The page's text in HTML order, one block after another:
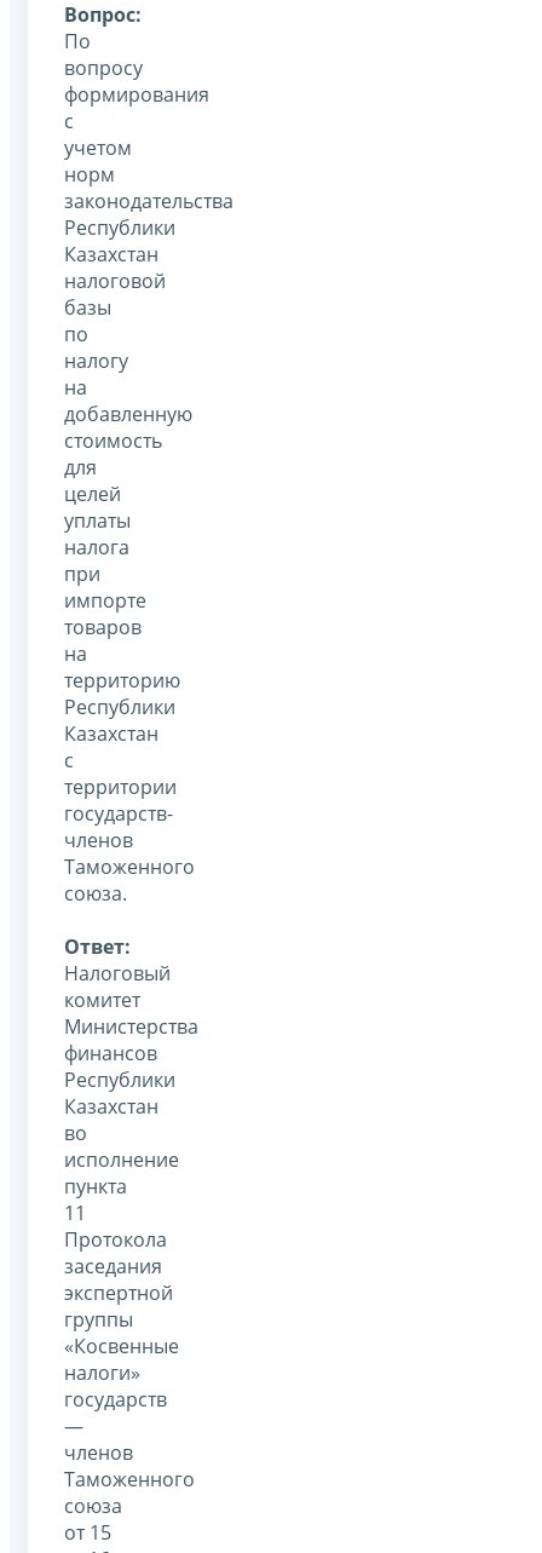
Вопрос:
По
вопросу
формирования
с
учетом
норм
законодательства
Республики
Казахстан
налоговой
базы
по
налогу
на
добавленную
стоимость
для
целей
уплаты
налога
при
импорте
товаров
на
территорию
Республики
Казахстан
с
территории
государств-
членов
Таможенного
союза.
Ответ:
Налоговый
комитет
Министерства
финансов
Республики
Казахстан
во
исполнение
пункта
11
Протокола
заседания
экспертной
группы
«Косвенные
налоги»
государств
—
членов
Таможенного
союза
от 15